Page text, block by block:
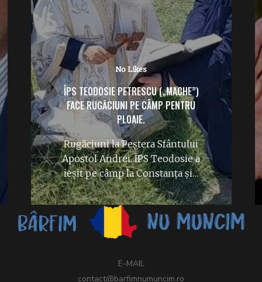
No Likes
ÎPS TEODOSIE PETRESCU („MACHE”)
FACE RUGĂCIUNI PE CÂMP PENTRU
PLOAIE.
Rugăciuni la Peștera Sfântului
Apostol Andrei. ÎPS Teodosie a
ieșit pe câmp la Constanța și…
E-MAIL
contact@barfimnumuncim.ro